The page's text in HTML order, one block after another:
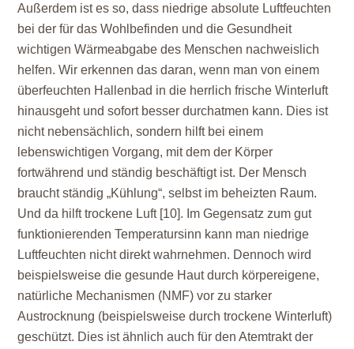
Außerdem ist es so, dass niedrige absolute Luftfeuchten
bei der für das Wohlbefinden und die Gesundheit
wichtigen Wärmeabgabe des Menschen nachweislich
helfen. Wir erkennen das daran, wenn man von einem
überfeuchten Hallenbad in die herrlich frische Winterluft
hinausgeht und sofort besser durchatmen kann. Dies ist
nicht nebensächlich, sondern hilft bei einem
lebenswichtigen Vorgang, mit dem der Körper
fortwährend und ständig beschäftigt ist. Der Mensch
braucht ständig „Kühlung“, selbst im beheizten Raum.
Und da hilft trockene Luft [10]. Im Gegensatz zum gut
funktionierenden Temperatursinn kann man niedrige
Luftfeuchten nicht direkt wahrnehmen. Dennoch wird
beispielsweise die gesunde Haut durch körpereigene,
natürliche Mechanismen (NMF) vor zu starker
Austrocknung (beispielsweise durch trockene Winterluft)
geschützt. Dies ist ähnlich auch für den Atemtrakt der